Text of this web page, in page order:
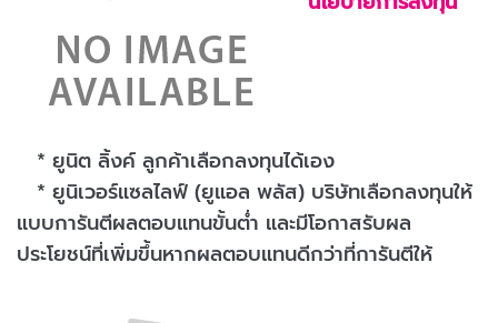
* ยูนิต ลิ้งค์ ลูกค้าเลือกลงทุนได้เอง
* ยูนิเวอร์แซลไลฟ์ (ยูแอล พลัส) บริษัทเลือกลงทุนให้
แบบการันตีผลตอบแทนขั้นต่ำ และมีโอกาสรับผล
ประโยชน์ที่เพิ่มขึ้นหากผลตอบแทนดีกว่าที่การันตีให้